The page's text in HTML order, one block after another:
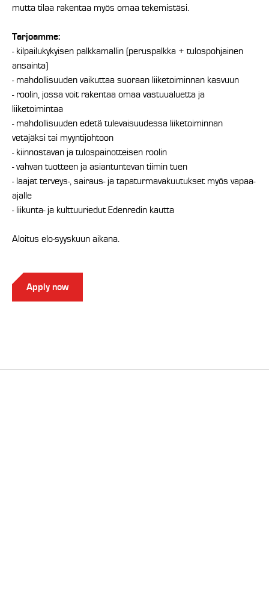
mutta tilaa rakentaa myös omaa tekemistäsi.
Tarjoamme:
- kilpailukykyisen palkkamallin (peruspalkka + tulospohjainen
ansainta)
- mahdollisuuden vaikuttaa suoraan liiketoiminnan kasvuun
- roolin, jossa voit rakentaa omaa vastuualuetta ja
liiketoimintaa
- mahdollisuuden edetä tulevaisuudessa liiketoiminnan
vetäjäksi tai myyntijohtoon
- kiinnostavan ja tulospainotteisen roolin
- vahvan tuotteen ja asiantuntevan tiimin tuen
- laajat terveys-, sairaus- ja tapaturmavakuutukset myös vapaa-
ajalle
- liikunta- ja kulttuuriedut Edenredin kautta
Aloitus elo-syyskuun aikana.
Apply now